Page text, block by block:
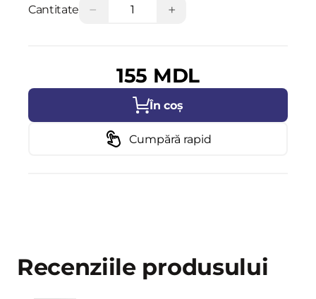
Cantitate − +
155 MDL
În coș
Cumpără rapid
Recenziile produsului